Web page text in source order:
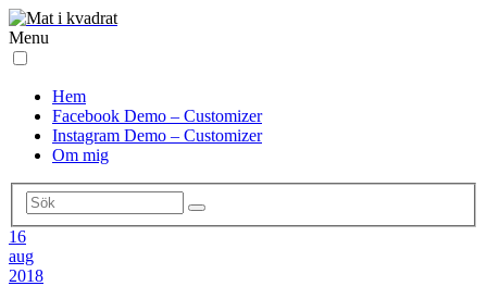
Menu
Hem
Facebook Demo – Customizer
Instagram Demo – Customizer
Om mig
16
aug
2018